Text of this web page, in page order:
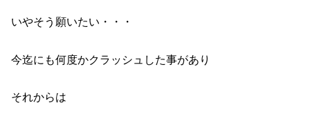
いやそう願いたい・・・
今迄にも何度かクラッシュした事があり
それからは